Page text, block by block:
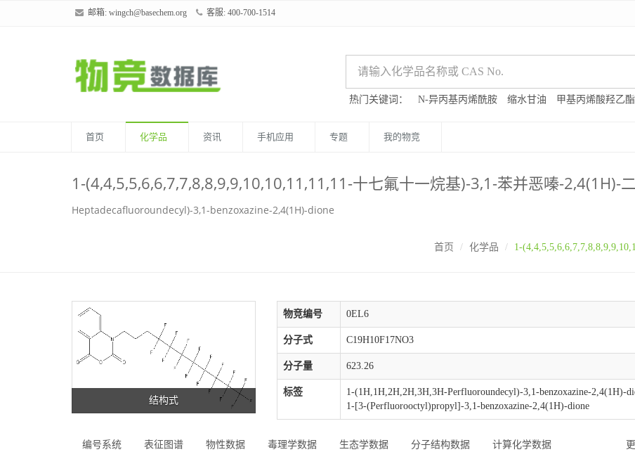
邮箱: wingch@basechem.org 客服: 400-700-1514
热门关键词： N-异丙基丙烯酰胺 缩水甘油 甲基丙烯酸羟乙酯
首页 化学品 资讯 手机应用 专题 我的物竞
1-(4,4,5,5,6,6,7,7,8,8,9,9,10,10,11,11,11-十七氟十一烷基)-3,1-苯并恶嗪-2,4(1H)-
Heptadecafluoroundecyl)-3,1-benzoxazine-2,4(1H)-dione
首页 化学品 1-
结构式
物竞编号 0EL6
分子式 C19H10F17NO3
分子量 623.26
标签
1-(1H,1H,2H,2H,3H,3H-Perfluoroundecyl)-3,1-benzoxazine-2,4(1H)-
1-[3-(Perfluorooctyl)propyl]-3,1-benzoxazine-2,4(1H)-dione
编号系统 表征图谱 物性数据 毒理学数据 生态学数据 分子结构数据 计算化学数据